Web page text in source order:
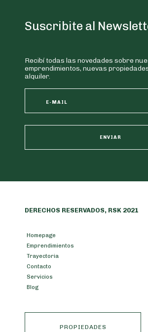
Suscribite al
Recibí todas las novedades sobre
emprendimientos, nuevas
alquiler.
DERECHOS RESERVADOS, RSK 2021
Homepage
Emprendimientos
Trayectoria
Contacto
Servicios
Blog
PROPIEDADES